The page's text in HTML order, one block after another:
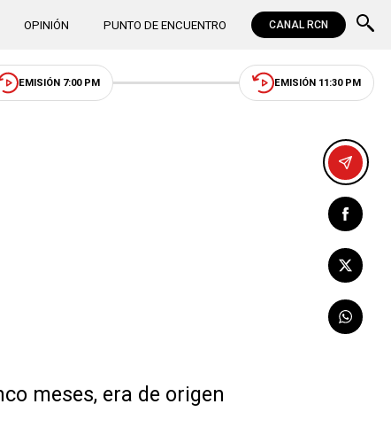
OPINIÓN PUNTO DE ENCUENTRO CANAL RCN
EMISIÓN 7:00 PM EMISIÓN 11:30 PM
meses, era de origen